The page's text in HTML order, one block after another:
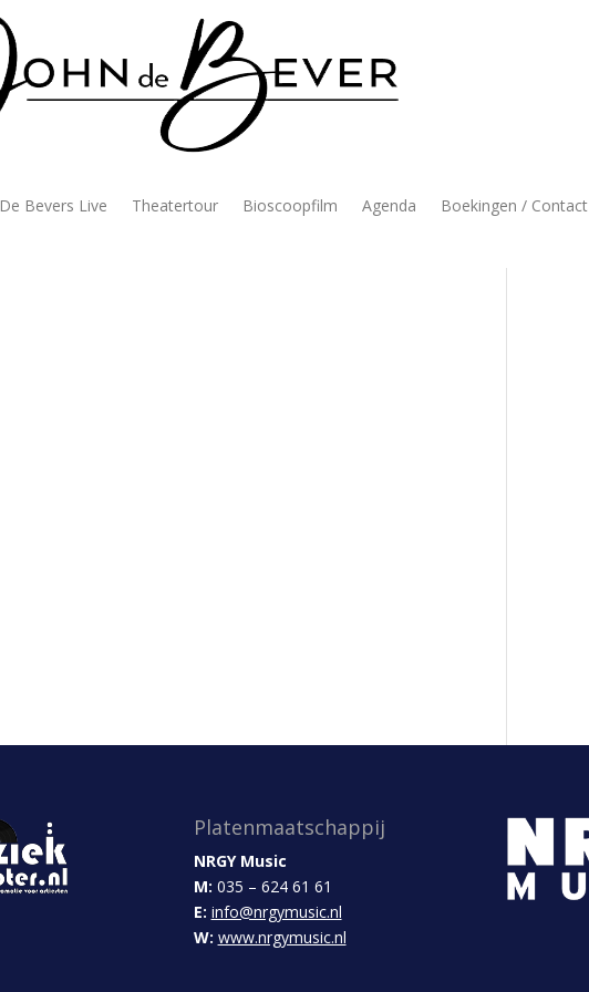
De Bevers Live Theatertour Bioscoopfilm Agenda Boekingen / Contact
Platenmaatschappij
NRGY Music
M: 035 – 624 61 61
E: info@nrgymusic.nl
W: www.nrgymusic.nl